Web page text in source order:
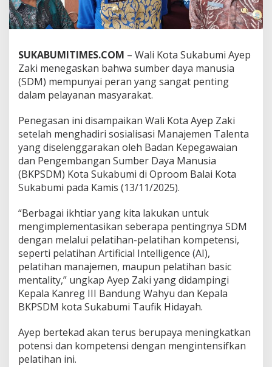
e
n
T
l
e
n
a
A
y
e
p
Z
a
i
e
g
a
k
a
n
S
D
M
e
r
SUKABUMITIMES.COM – Wali Kota Sukabumi Ayep
Zaki menegaskan bahwa sumber daya manusia
(SDM) mempunyai peran yang sangat penting
dalam pelayanan masyarakat.
Penegasan ini disampaikan Wali Kota Ayep Zaki
setelah menghadiri sosialisasi Manajemen Talenta
yang diselenggarakan oleh Badan Kepegawaian
dan Pengembangan Sumber Daya Manusia
(BKPSDM) Kota Sukabumi di Oproom Balai Kota
Sukabumi pada Kamis (13/11/2025).
“Berbagai ikhtiar yang kita lakukan untuk
mengimplementasikan seberapa pentingnya SDM
dengan melalui pelatihan-pelatihan kompetensi,
seperti pelatihan Artificial Intelligence (AI),
pelatihan manajemen, maupun pelatihan basic
mentality,” ungkap Ayep Zaki yang didampingi
Kepala Kanreg III Bandung Wahyu dan Kepala
BKPSDM kota Sukabumi Taufik Hidayah.
Ayep bertekad akan terus berupaya meningkatkan
potensi dan kompetensi dengan mengintensifkan
pelatihan ini.